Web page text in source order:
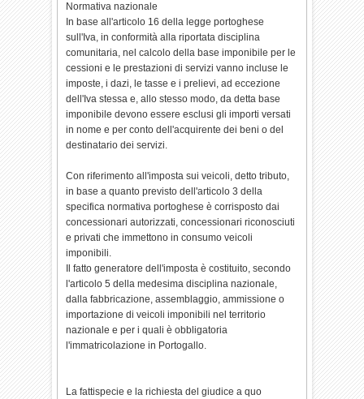
Normativa nazionale
In base all'articolo 16 della legge portoghese
sull'Iva, in conformità alla riportata disciplina
comunitaria, nel calcolo della base imponibile per le
cessioni e le prestazioni di servizi vanno incluse le
imposte, i dazi, le tasse e i prelievi, ad eccezione
dell'Iva stessa e, allo stesso modo, da detta base
imponibile devono essere esclusi gli importi versati
in nome e per conto dell'acquirente dei beni o del
destinatario dei servizi.
Con riferimento all'imposta sui veicoli, detto tributo,
in base a quanto previsto dell'articolo 3 della
specifica normativa portoghese è corrisposto dai
concessionari autorizzati, concessionari riconosciuti
e privati che immettono in consumo veicoli
imponibili.
Il fatto generatore dell'imposta è costituito, secondo
l'articolo 5 della medesima disciplina nazionale,
dalla fabbricazione, assemblaggio, ammissione o
importazione di veicoli imponibili nel territorio
nazionale e per i quali è obbligatoria
l'immatricolazione in Portogallo.
La fattispecie e la richiesta del giudice a quo